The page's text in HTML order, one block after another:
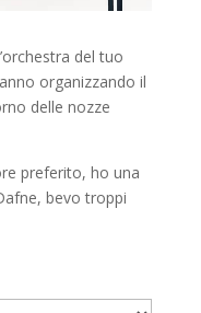
del tuo
organizzando il
delle nozze
preferito, ho una
bevo troppi